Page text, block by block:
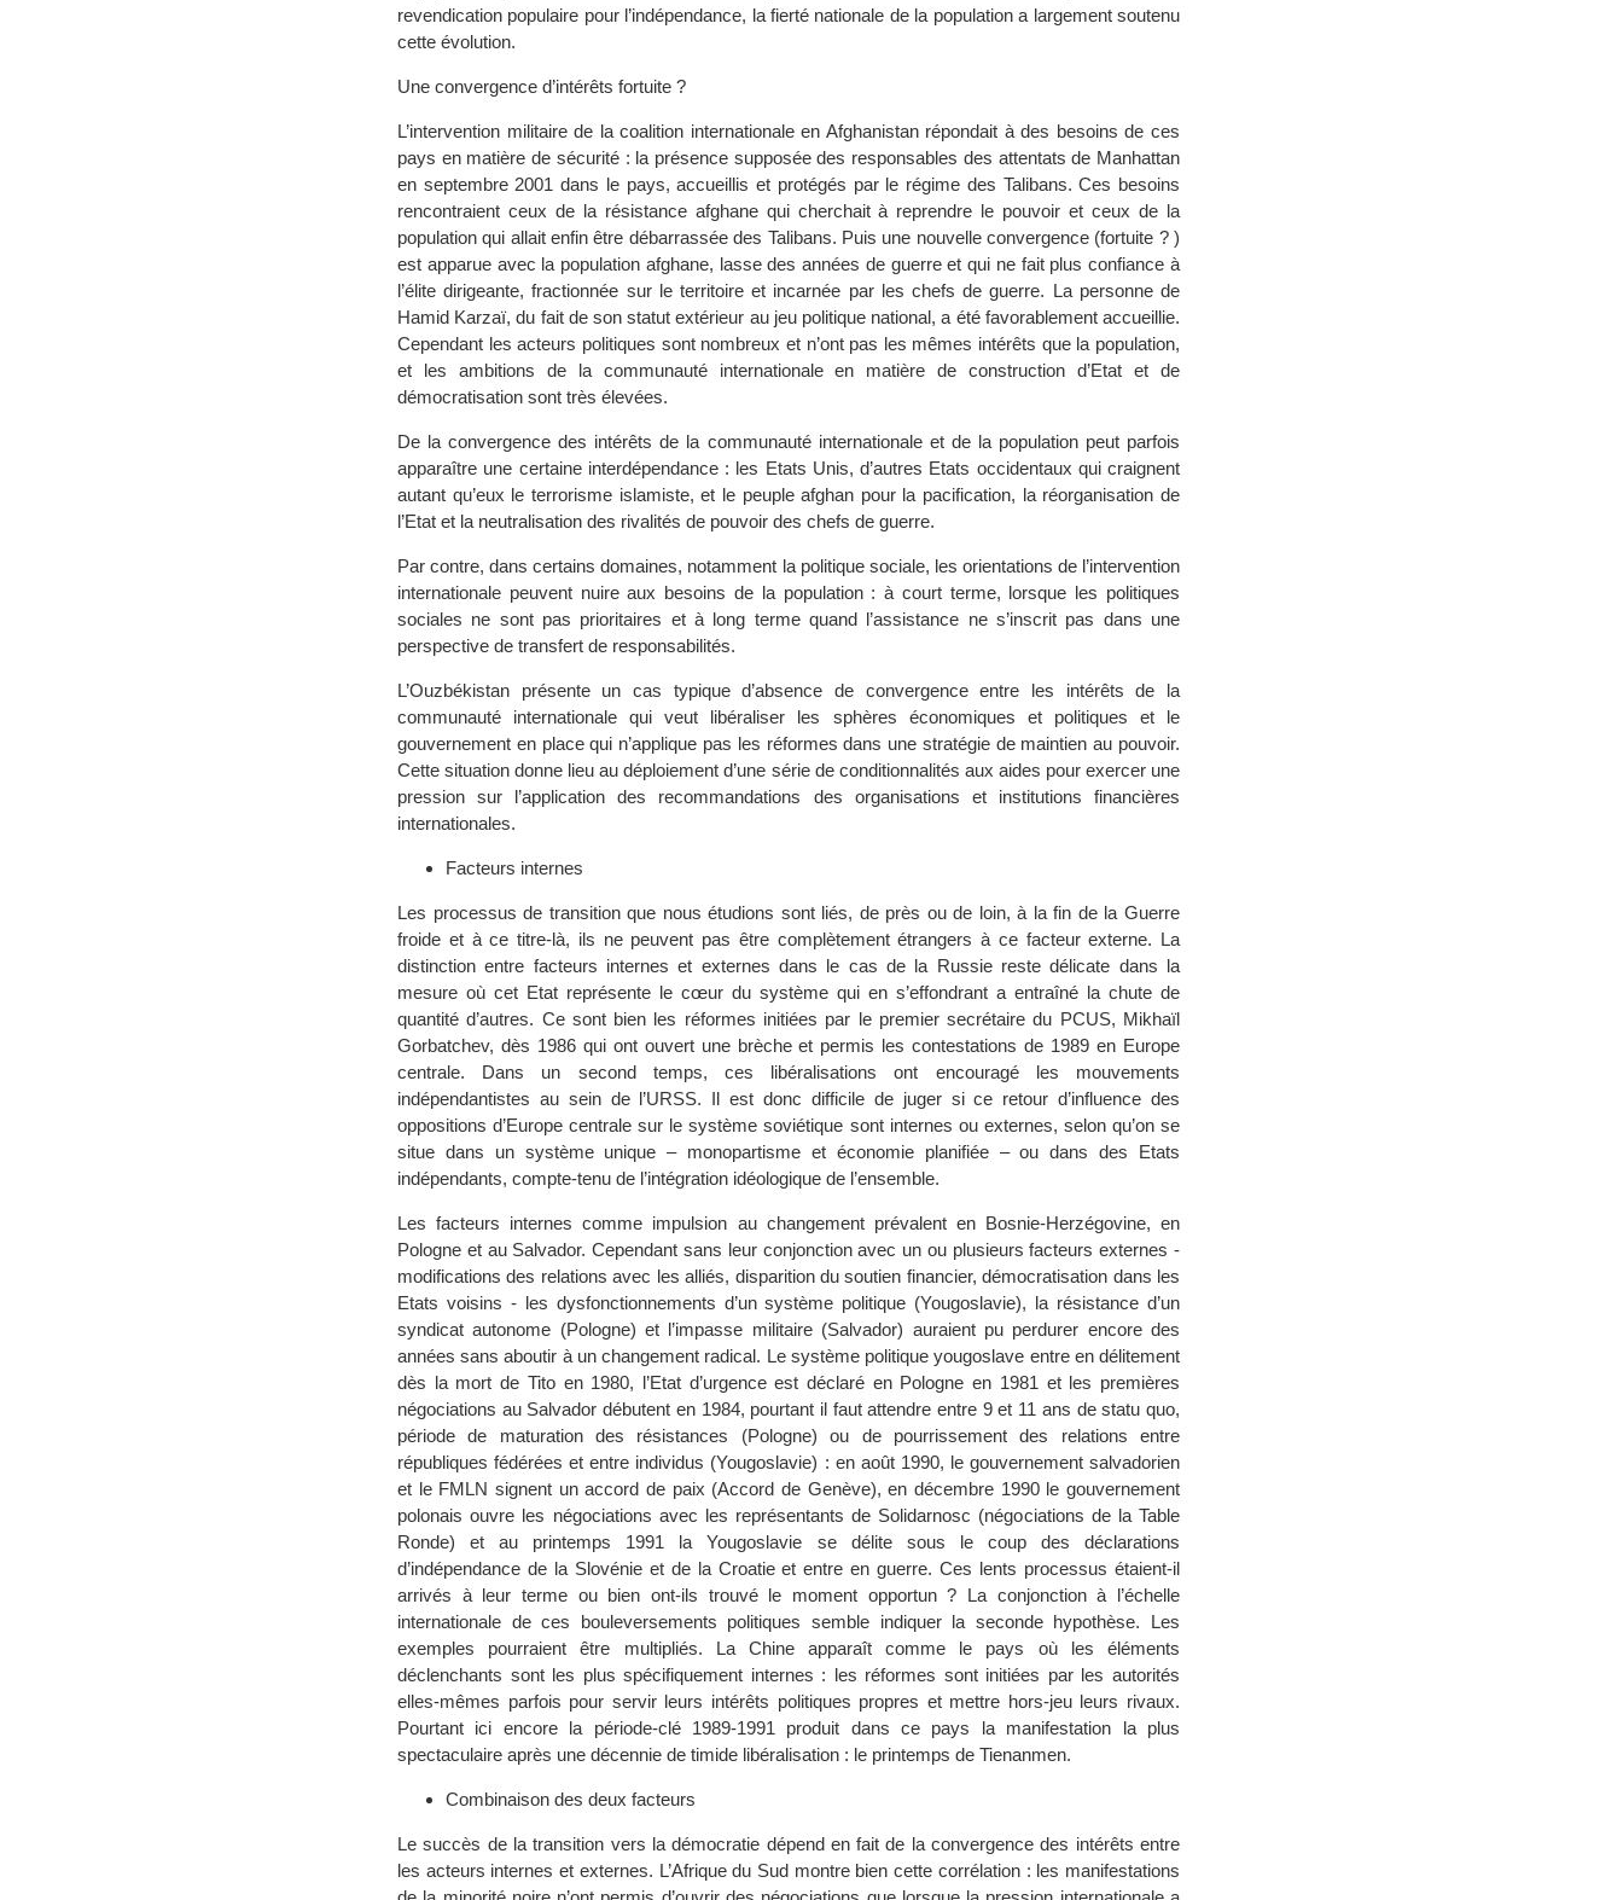
revendication populaire pour l’indépendance, la fierté nationale de la population a largement soutenu
cette évolution.
Une convergence d’intérêts fortuite ?
L’intervention militaire de la coalition internationale en Afghanistan répondait à des besoins de ces
pays en matière de sécurité : la présence supposée des responsables des attentats de Manhattan
en septembre 2001 dans le pays, accueillis et protégés par le régime des Talibans. Ces besoins
rencontraient ceux de la résistance afghane qui cherchait à reprendre le pouvoir et ceux de la
population qui allait enfin être débarrassée des Talibans. Puis une nouvelle convergence (fortuite ? )
est apparue avec la population afghane, lasse des années de guerre et qui ne fait plus confiance à
l’élite dirigeante, fractionnée sur le territoire et incarnée par les chefs de guerre. La personne de
Hamid Karzaï, du fait de son statut extérieur au jeu politique national, a été favorablement accueillie.
Cependant les acteurs politiques sont nombreux et n’ont pas les mêmes intérêts que la population,
et les ambitions de la communauté internationale en matière de construction d’Etat et de
démocratisation sont très élevées.
De la convergence des intérêts de la communauté internationale et de la population peut parfois
apparaître une certaine interdépendance : les Etats Unis, d’autres Etats occidentaux qui craignent
autant qu’eux le terrorisme islamiste, et le peuple afghan pour la pacification, la réorganisation de
l’Etat et la neutralisation des rivalités de pouvoir des chefs de guerre.
Par contre, dans certains domaines, notamment la politique sociale, les orientations de l’intervention
internationale peuvent nuire aux besoins de la population : à court terme, lorsque les politiques
sociales ne sont pas prioritaires et à long terme quand l’assistance ne s’inscrit pas dans une
perspective de transfert de responsabilités.
L’Ouzbékistan présente un cas typique d’absence de convergence entre les intérêts de la
communauté internationale qui veut libéraliser les sphères économiques et politiques et le
gouvernement en place qui n’applique pas les réformes dans une stratégie de maintien au pouvoir.
Cette situation donne lieu au déploiement d’une série de conditionnalités aux aides pour exercer une
pression sur l’application des recommandations des organisations et institutions financières
internationales.
Facteurs internes
Les processus de transition que nous étudions sont liés, de près ou de loin, à la fin de la Guerre
froide et à ce titre-là, ils ne peuvent pas être complètement étrangers à ce facteur externe. La
distinction entre facteurs internes et externes dans le cas de la Russie reste délicate dans la
mesure où cet Etat représente le cœur du système qui en s’effondrant a entraîné la chute de
quantité d’autres. Ce sont bien les réformes initiées par le premier secrétaire du PCUS, Mikhaïl
Gorbatchev, dès 1986 qui ont ouvert une brèche et permis les contestations de 1989 en Europe
centrale. Dans un second temps, ces libéralisations ont encouragé les mouvements
indépendantistes au sein de l’URSS. Il est donc difficile de juger si ce retour d’influence des
oppositions d’Europe centrale sur le système soviétique sont internes ou externes, selon qu’on se
situe dans un système unique – monopartisme et économie planifiée – ou dans des Etats
indépendants, compte-tenu de l’intégration idéologique de l’ensemble.
Les facteurs internes comme impulsion au changement prévalent en Bosnie-Herzégovine, en
Pologne et au Salvador. Cependant sans leur conjonction avec un ou plusieurs facteurs externes -
modifications des relations avec les alliés, disparition du soutien financier, démocratisation dans les
Etats voisins - les dysfonctionnements d’un système politique (Yougoslavie), la résistance d’un
syndicat autonome (Pologne) et l’impasse militaire (Salvador) auraient pu perdurer encore des
années sans aboutir à un changement radical. Le système politique yougoslave entre en délitement
dès la mort de Tito en 1980, l’Etat d’urgence est déclaré en Pologne en 1981 et les premières
négociations au Salvador débutent en 1984, pourtant il faut attendre entre 9 et 11 ans de statu quo,
période de maturation des résistances (Pologne) ou de pourrissement des relations entre
républiques fédérées et entre individus (Yougoslavie) : en août 1990, le gouvernement salvadorien
et le FMLN signent un accord de paix (Accord de Genève), en décembre 1990 le gouvernement
polonais ouvre les négociations avec les représentants de Solidarnosc (négociations de la Table
Ronde) et au printemps 1991 la Yougoslavie se délite sous le coup des déclarations
d’indépendance de la Slovénie et de la Croatie et entre en guerre. Ces lents processus étaient-il
arrivés à leur terme ou bien ont-ils trouvé le moment opportun ? La conjonction à l’échelle
internationale de ces bouleversements politiques semble indiquer la seconde hypothèse. Les
exemples pourraient être multipliés. La Chine apparaît comme le pays où les éléments
déclenchants sont les plus spécifiquement internes : les réformes sont initiées par les autorités
elles-mêmes parfois pour servir leurs intérêts politiques propres et mettre hors-jeu leurs rivaux.
Pourtant ici encore la période-clé 1989-1991 produit dans ce pays la manifestation la plus
spectaculaire après une décennie de timide libéralisation : le printemps de Tienanmen.
Combinaison des deux facteurs
Le succès de la transition vers la démocratie dépend en fait de la convergence des intérêts entre
les acteurs internes et externes. L’Afrique du Sud montre bien cette corrélation : les manifestations